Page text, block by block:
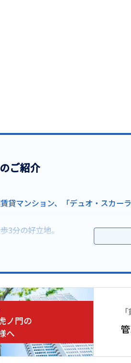
ご紹介
貸マンション、「デュオ・スカーラ
3分の好立地。
ル・DINKSの方にオススメのお部
品店が徒歩圏内にあり、住環境と
ブルロック,宅配ボックス,エレベーター
ノ門の
へ